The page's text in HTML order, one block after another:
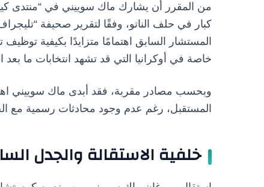
من المقرر أن يشارك ماك سوييني في “منتدى
كبار في حلف الناتو، وفقًا لتقرير صحيفة
المستشار السابق اهتمامًا متزايدًا بكيفية توظيف
خاصة في أوكرانيا التي قد تشهد انتخابات ما
وبحسب مصادر مقربة، فقد أبدى ماك سوييني
المستقبل، رغم عدم وجود محادثات رسمية مع
خلفية الاستقالة والجدل